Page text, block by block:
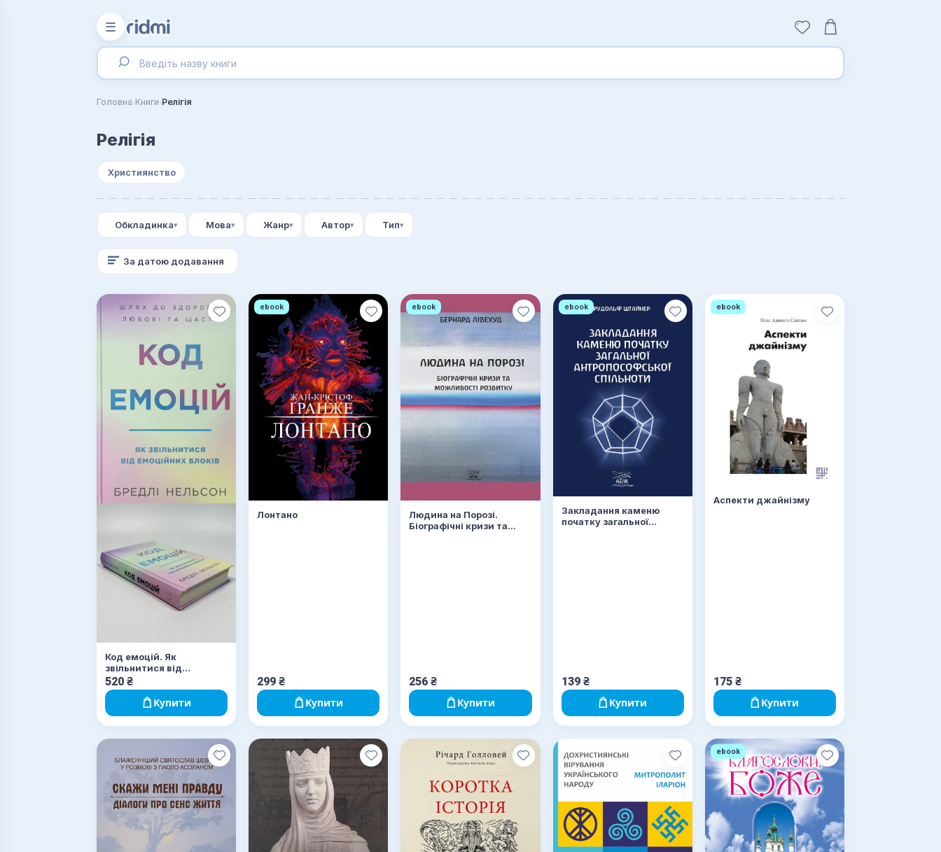
☰
Головна›Книги›Релігія
Релігія
Християнство
Обкладинка Мова Жанр Автор Тип
За датою додавання
Код емоцій. Як
звільнитися від
емоційних блоків
520 ₴
Купити
ebook
Лонтано
299₴
Купити
ebook
Людина на Порозі.
Біографічні кризи та
256₴
Купити
ebook
Закладання каменю
початку загальної
139 ₴
Купити
ebook
Аспекти джайнізму
175 ₴
Купити
ebook